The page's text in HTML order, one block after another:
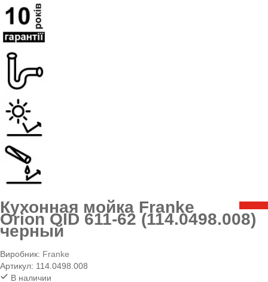
Кухонная мойка Franke
Orion OID 611-62 (114.0498.008)
черный
Виробник: Franke
Артикул: 114.0498.008
В наличии